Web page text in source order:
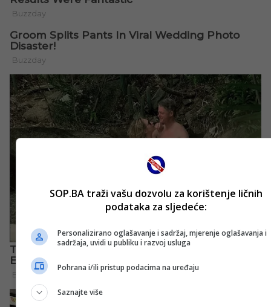
SOP.BA traži vašu dozvolu za korištenje ličnih
podataka za sljedeće:
Personalizirano oglašavanje i sadržaj, mjerenje oglašavanja i
sadržaja, uvidi u publiku i razvoj usluga
Pohrana i/ili pristup podacima na uređaju
Saznajte više